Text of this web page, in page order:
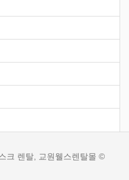
크 렌탈, 교원웰스렌탈몰 ©